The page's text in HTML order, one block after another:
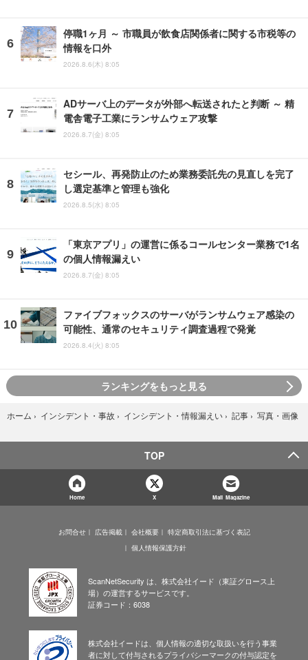
停職1ヶ月 ～ 市職員が飲食店関係者に関する市税等の
情報を口外
2026.8.6(木) 8:05
ADサーバ上のデータが外部へ転送されたと判断 ～ 精
電舎電子工業にランサムウェア攻撃
2026.8.7(金) 8:05
セシール、再発防止のため業務委託先の見直しを完了
し選定基準と管理も強化
2026.8.5(水) 8:05
「東京アプリ」の運営に係るコールセンター業務で1名
の個人情報漏えい
2026.8.7(金) 8:05
ファイブフォックスのサーバがランサムウェア感染の
可能性、通常のセキュリティ調査過程で発覚
2026.8.4(火) 8:05
ランキングをもっと見る
ホーム › インシデント・事故 › インシデント・情報漏えい › 記事 › 写真・画像
TOP
Home X Mail Magazine
お問合せ 広告掲載 会社概要
特定商取引法に基づく表記
個人情報保護方針
ScanNetSecurity は、株式会社イード（東証グロース上
場）の運営するサービスです。
証券コード：6038
株式会社イードは、個人情報の適切な取扱いを行う事業
者に対して付与されるプライバシーマークの付与認定を